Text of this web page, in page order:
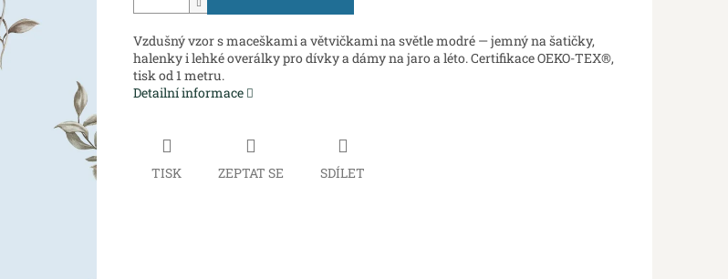
Vzdušný vzor s maceškami a větvičkami na světle modré — jemný na šatičky,
halenky i lehké overálky pro dívky a dámy na jaro a léto. Certifikace OEKO-TEX®,
tisk od 1 metru.
Detailní informace
TISK ZEPTAT SE SDÍLET